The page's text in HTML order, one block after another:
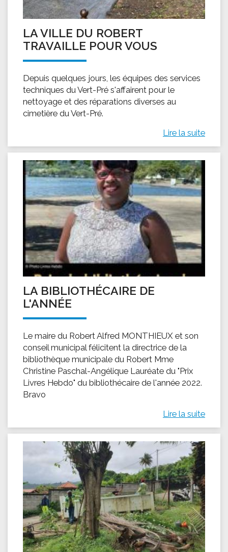
LA VILLE DU ROBERT
TRAVAILLE POUR VOUS
Depuis quelques jours, les équipes des services
techniques du Vert-Pré s'affairent pour le
nettoyage et des réparations diverses au
cimetière du Vert-Pré.
Lire la suite
LA BIBLIOTHÉCAIRE DE
L'ANNÉE
Le maire du Robert Alfred MONTHIEUX et son
conseil municipal félicitent la directrice de la
bibliothèque municipale du Robert Mme
Christine Paschal-Angélique Lauréate du "Prix
Livres Hebdo" du bibliothécaire de l'année 2022.
Bravo
Lire la suite